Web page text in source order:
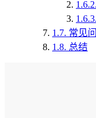
1.6.2.
1.6.3.
1.7. 常见
1.8. 总结